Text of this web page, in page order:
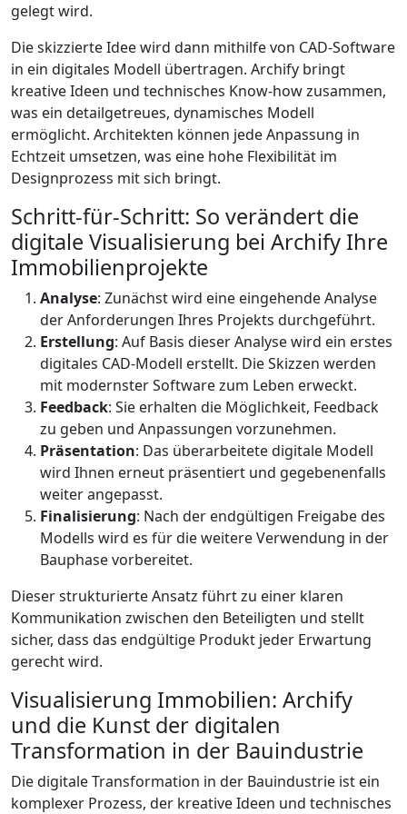
gelegt wird.
Die skizzierte Idee wird dann mithilfe von CAD-Software
in ein digitales Modell übertragen. Archify bringt
kreative Ideen und technisches Know-how zusammen,
was ein detailgetreues, dynamisches Modell
ermöglicht. Architekten können jede Anpassung in
Echtzeit umsetzen, was eine hohe Flexibilität im
Designprozess mit sich bringt.
Schritt-für-Schritt: So verändert die
digitale Visualisierung bei Archify Ihre
Immobilienprojekte
Analyse: Zunächst wird eine eingehende Analyse
der Anforderungen Ihres Projekts durchgeführt.
Erstellung: Auf Basis dieser Analyse wird ein erstes
digitales CAD-Modell erstellt. Die Skizzen werden
mit modernster Software zum Leben erweckt.
Feedback: Sie erhalten die Möglichkeit, Feedback
zu geben und Anpassungen vorzunehmen.
Präsentation: Das überarbeitete digitale Modell
wird Ihnen erneut präsentiert und gegebenenfalls
weiter angepasst.
Finalisierung: Nach der endgültigen Freigabe des
Modells wird es für die weitere Verwendung in der
Bauphase vorbereitet.
Dieser strukturierte Ansatz führt zu einer klaren
Kommunikation zwischen den Beteiligten und stellt
sicher, dass das endgültige Produkt jeder Erwartung
gerecht wird.
Visualisierung Immobilien: Archify
und die Kunst der digitalen
Transformation in der Bauindustrie
Die digitale Transformation in der Bauindustrie ist ein
komplexer Prozess, der kreative Ideen und technisches